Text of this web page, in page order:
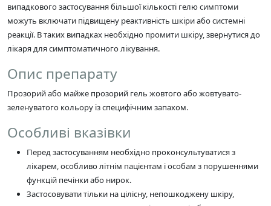
випадкового застосування більшої кількості гелю симптоми
можуть включати підвищену реактивність шкіри або системні
реакції. В таких випадках необхідно промити шкіру, звернутися до
лікаря для симптоматичного лікування.
Опис препарату
Прозорий або майже прозорий гель жовтого або жовтувато-
зеленуватого кольору із специфічним запахом.
Особливі вказівки
Перед застосуванням необхідно проконсультуватися з
лікарем, особливо літнім пацієнтам і особам з порушеннями
функцій печінки або нирок.
Застосовувати тільки на цілісну, непошкоджену шкіру,